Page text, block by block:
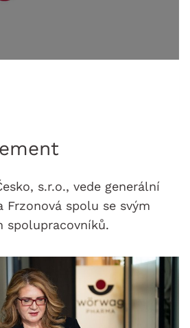
s.r.o., vede generální
Frzonová spolu se svým
spolupracovníků.